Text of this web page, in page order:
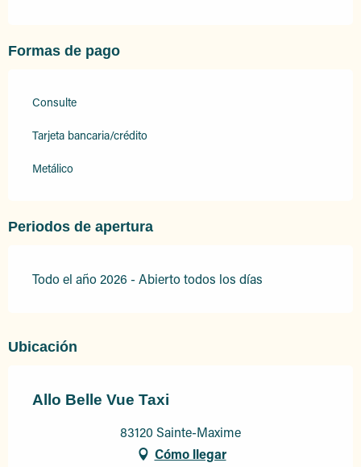
Formas de pago
Consulte
Tarjeta bancaria/crédito
Metálico
Periodos de apertura
Todo el año 2026 - Abierto todos los días
Ubicación
Allo Belle Vue Taxi
83120 Sainte-Maxime
Cómo llegar